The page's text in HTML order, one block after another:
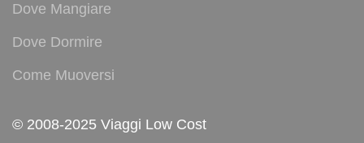
Dove Mangiare
Dove Dormire
Come Muoversi
© 2008-2025 Viaggi Low Cost